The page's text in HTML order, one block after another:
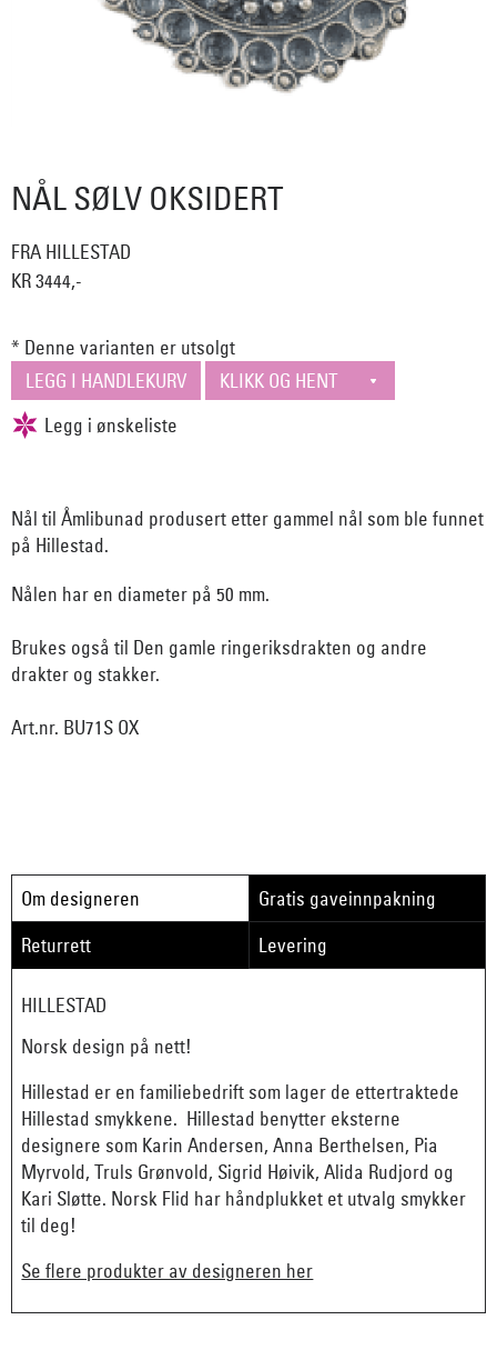
NÅL SØLV OKSIDERT
FRA HILLESTAD
KR 3444,-
* Denne varianten er utsolgt
Nål til Åmlibunad produsert etter gammel nål som ble funnet
på Hillestad.
Nålen har en diameter på 50 mm.
Brukes også til Den gamle ringeriksdrakten og andre
drakter og stakker.
Art.nr. BU71S OX
Om designeren
Gratis gaveinnpakning
Returrett
Levering
HILLESTAD
Norsk design på nett!
Hillestad er en familiebedrift som lager de ettertraktede
Hillestad smykkene. Hillestad benytter eksterne
designere som Karin Andersen, Anna Berthelsen, Pia
Myrvold, Truls Grønvold, Sigrid Høivik, Alida Rudjord og
Kari Sløtte. Norsk Flid har håndplukket et utvalg smykker
til deg!
Se flere produkter av designeren her